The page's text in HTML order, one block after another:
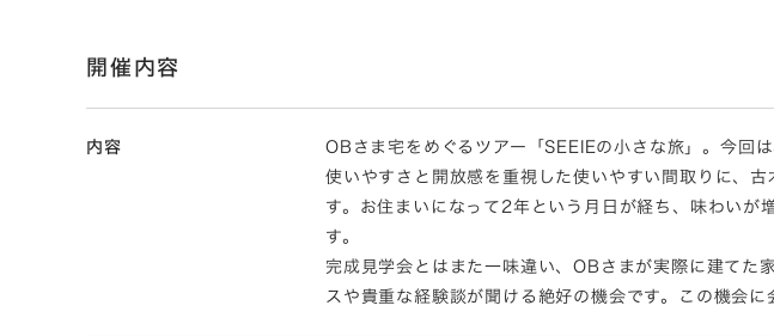
開催内容
内容
OBさま宅をめぐるツアー「SEEIEの小さな旅」。今回
使いやすさと開放感を重視した使いやすい間取りに、
す。お住まいになって2年という月日が経ち、味わいが
す。
完成見学会とはまた一味違い、OBさまが実際に建てた
スや貴重な経験談が聞ける絶好の機会です。この機会に